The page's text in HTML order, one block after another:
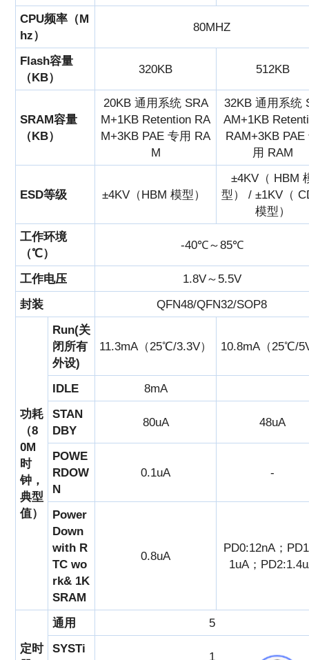
CPU频率（M
hz）
80MHZ
Flash容量
（KB）
320KB 512KB
SRAM容量
（KB）
20KB 通用系统 SRA
M+1KB Retention RA
M+3KB PAE 专用 RA
M
32KB 通用系统
AM+1KB
RAM+3KB PAE
用 RAM
ESD等级 ±4KV（HBM 模型）
±4KV（ HBM
型） / ±1KV（
模型）
工作环境
（℃）
-40℃～85℃
工作电压 1.8V～5.5V
封装 QFN48/QFN32/SOP8
功耗
（8
0M
时
钟，
典型
值）
Run(关
闭所有
外设)
11.3mA（25℃/3.3V） 10.8mA（25℃/
IDLE 8mA
STAN
DBY
80uA 48uA
POWE
RDOW
N
0.1uA -
Power
Down
with R
TC wo
rk& 1K
SRAM
0.8uA
PD0:12nA；
1uA；
定时
通用 5
SYSTi
1